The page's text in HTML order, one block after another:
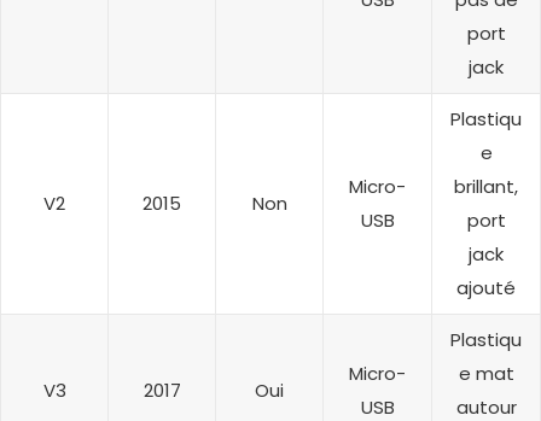
port
jack
V2 2015 Non
Micro-
USB
Plastiqu
e
brillant,
port
jack
ajouté
V3 2017 Oui
Micro-
USB
Plastiqu
e mat
autour